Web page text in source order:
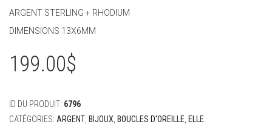
ARGENT STERLING + RHODIUM
DIMENSIONS 13X6MM
199.00$
ID DU PRODUIT: 6796
CATÉGORIES: ARGENT BIJOUX BOUCLES D'OREILLE ELLE